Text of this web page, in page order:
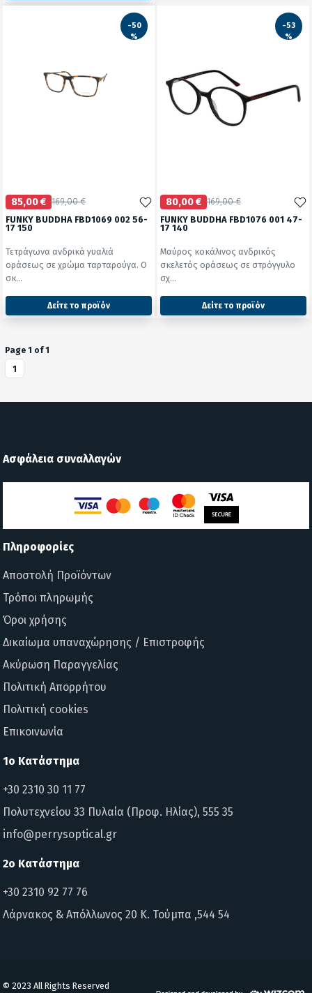
2428
-50
%
85,00 € 169,00 €
FUNKY BUDDHA FBD1069 002 56-
17 150
Τετράγωνα ανδρικά γυαλιά
οράσεως σε χρώμα ταρταρούγα. Ο
σκ...
Δείτε το προϊόν
-53
%
80,00 € 169,00 €
FUNKY BUDDHA FBD1076 001 47-
17 140
Μαύρος κοκάλινος ανδρικός
σκελετός οράσεως σε στρόγγυλο
σχ...
Δείτε το προϊόν
Page 1 of 1
1
Ασφάλεια συναλλαγών
Πληροφορίες
Αποστολή Προϊόντων
Τρόποι πληρωμής
Όροι χρήσης
Δικαίωμα υπαναχώρησης / Επιστροφής
Ακύρωση Παραγγελίας
Πολιτική Απορρήτου
Πολιτική cookies
Επικοινωνία
1ο Κατάστημα
+30 2310 30 11 77
Πολυτεχνείου 33 Πυλαία (Προφ. Ηλίας), 555 35
info@perrysoptical.gr
2ο Κατάστημα
+30 2310 92 77 76
Λάρνακος & Απόλλωνος 20 Κ. Τούμπα ,544 54
© 2023 All Rights Reserved